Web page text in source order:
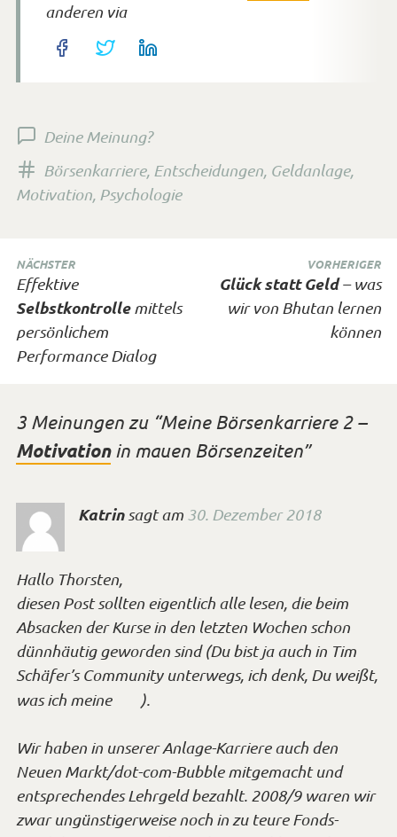
anderen via
Deine Meinung?
Versehen
mit
Börsenkarriere, Entscheidungen, Geldanlage,
Motivation, Psychologie
Beitragsnavigation
NÄCHSTER
Nächster
Beitrag:
Effektive
Selbstkontrollemittels
persönlichem
Performance Dialog
VORHERIGER
Vorheriger
Beitrag:
Glück statt Geld– was
wir von Bhutan lernen
können
3 Meinungen zu “Meine Börsenkarriere 2 –
Motivationin mauen Börsenzeiten”
Katrinsagt am 30. Dezember 2018
Hallo Thorsten,
diesen Post sollten eigentlich alle lesen, die beim
Absacken der Kurse in den letzten Wochen schon
dünnhäutig geworden sind (Du bist ja auch in Tim
Schäfer’s Community unterwegs, ich denk, Du weißt,
was ich meine
*Smiley
zwinkern*
).
Wir haben in unserer Anlage-Karriere auch den
Neuen Markt/dot-com-Bubble mitgemacht und
entsprechendes Lehrgeld bezahlt. 2008/9 waren wir
zwar ungünstigerweise noch in zu teure Fonds-